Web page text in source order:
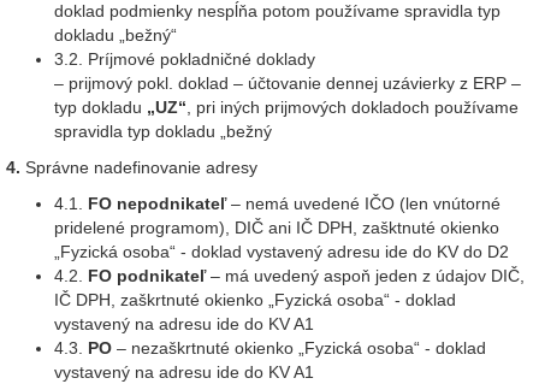
doklad podmienky nespĺňa potom používame spravidla typ
dokladu „bežný“
3.2. Príjmové pokladničné doklady
– prijmový pokl. doklad – účtovanie dennej uzávierky z ERP –
typ dokladu „UZ“ , pri iných prijmových dokladoch používame
spravidla typ dokladu „bežný
4. Správne nadefinovanie adresy
4.1. FO nepodnikateľ– nemá uvedené IČO (len vnútorné
pridelené programom), DIČ ani IČ DPH, zašktnuté okienko
„Fyzická osoba“ - doklad vystavený adresu ide do KV do D2
4.2. FO podnikateľ– má uvedený aspoň jeden z údajov DIČ,
IČ DPH, zaškrtnuté okienko „Fyzická osoba“ - doklad
vystavený na adresu ide do KV A1
4.3. PO – nezaškrtnuté okienko „Fyzická osoba“ - doklad
vystavený na adresu ide do KV A1